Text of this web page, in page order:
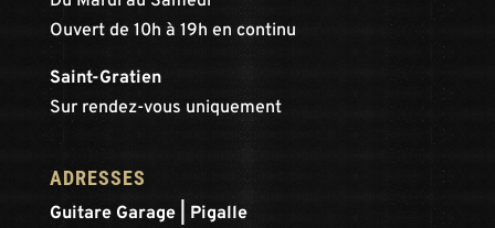
Ouvert de 10h à 19h en continu
Saint-Gratien
Sur rendez-vous uniquement
ADRESSES
Guitare Garage | Pigalle